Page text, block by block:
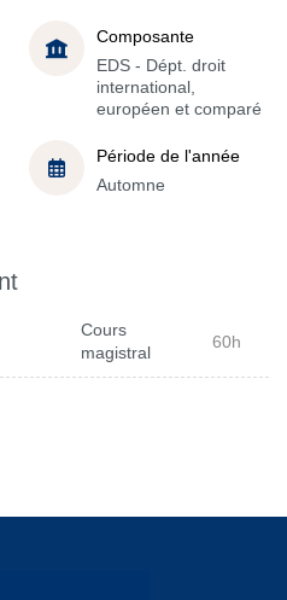
Composante
EDS - Dépt. droit
international,
européen et comparé
Période de l'année
Automne
Cours
magistral
60h